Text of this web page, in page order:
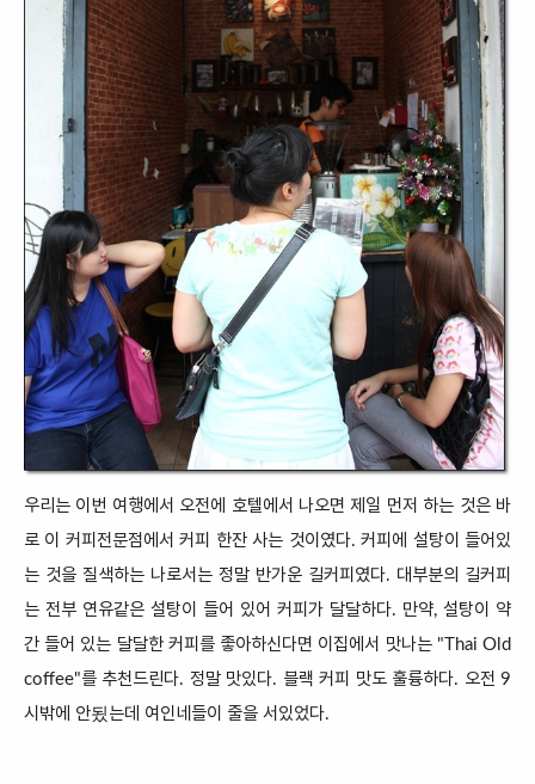
우리는 이번 여행에서 오전에 호텔에서 나오면 제일 먼저 하는 것은바
로 이 커피전문점에서 커피 한잔 사는 것이였다. 커피에 설탕이 들어있
는 것을 질색하는 나로서는 정말 반가운 길커피였다. 대부분의 길커피
는 전부 연유같은 설탕이 들어 있어 커피가 달달하다. 만약, 설탕이 약
간 들어 있는 달달한 커피를 좋아하신다면 이집에서 맛나는 "Thai Old
coffee"를 추천드린다. 정말 맛있다. 블랙 커피 맛도 훌륭하다. 오전 9
시밖에 안됬는데 여인네 들이 줄을 서있었다.